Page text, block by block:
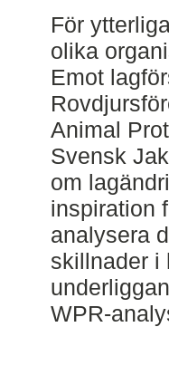
För
olika
Emot
Animal
Svensk
om
inspiration
analysera
skillnader i
WPR-